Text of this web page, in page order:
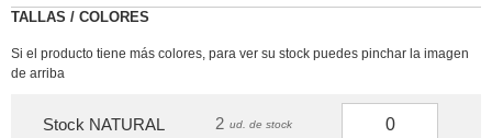
TALLAS / COLORES
Si el producto tiene más colores, para ver su stock puedes pinchar la imagen
de arriba
Stock NATURAL 2 ud. de stock